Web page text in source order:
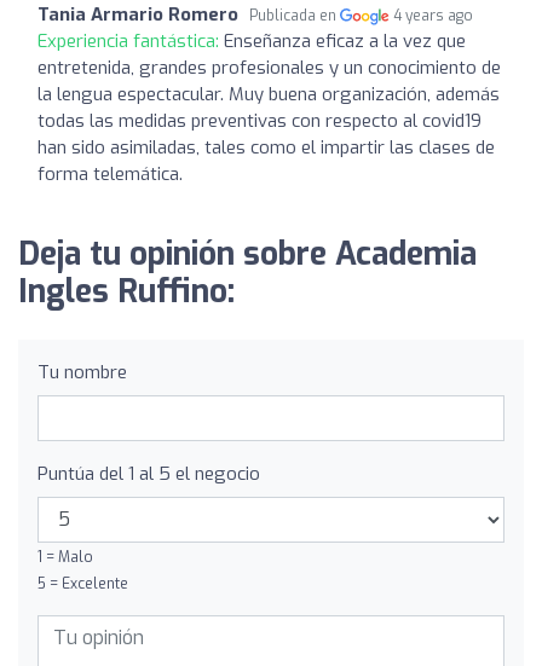
Tania Armario Romero Publicada en 4 years ago
Experiencia fantástica: Enseñanza eficaz a la vez que
entretenida, grandes profesionales y un conocimiento de
la lengua espectacular. Muy buena organización, además
todas las medidas preventivas con respecto al covid19
han sido asimiladas, tales como el impartir las clases de
forma telemática.
Deja tu opinión sobre Academia
Ingles Ruffino:
Tu nombre
Puntúa del 1 al 5 el negocio
1 = Malo
5 = Excelente